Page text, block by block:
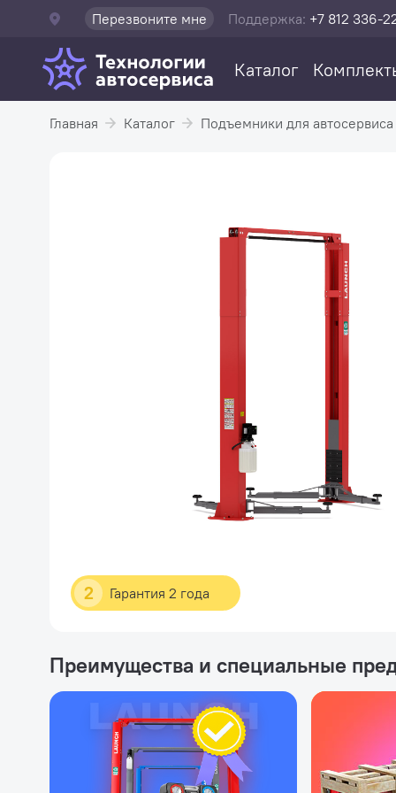
Перезвоните мне Поддержка: +7 812 336-
Каталог
Главная Каталог Подъемники для автосервиса
2 Гарантия 2 года
Преимущества и специальные